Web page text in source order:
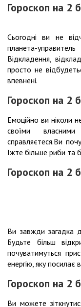
Гороскоп на 2
Сьогодні ви не
планета-
Відкладення,
просто не
впевнені.
Гороскоп на 2
Емоційно ви ніколи
своїми
справляєтеся.Ви
Їжте більше риби та
Гороскоп на 2
Ви завжди загадка
Будьте більш
почуватимуться
енергію, яку посилає
Гороскоп на 2
Ви можете